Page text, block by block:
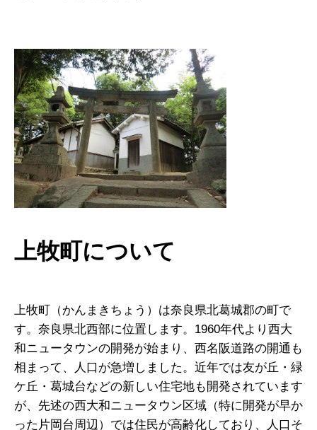
上牧町について
上牧町（かんまきちょう）は奈良県北葛城郡の町で
す。奈良県北西部に位置します。1960年代より西大
和ニュータウンの開発が始まり、西名阪道路の開通も
相まって、人口が急増しました。近年では友が丘・緑
ケ丘・葛城台などの新しい住宅地も開発されています
が、先述の西大和ニュータウン区域（特に開発が早か
った片岡台周辺）では住民が高齢化しており、人口そ